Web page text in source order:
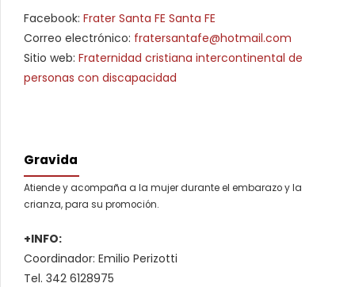
Facebook: Frater Santa FE Santa FE
Correo electrónico: fratersantafe@hotmail.com
Sitio web: Fraternidad cristiana intercontinental de
personas con discapacidad
Gravida
Atiende y acompaña a la mujer durante el embarazo y la
crianza, para su promoción.
+INFO:
Coordinador: Emilio Perizotti
Tel. 342 6128975